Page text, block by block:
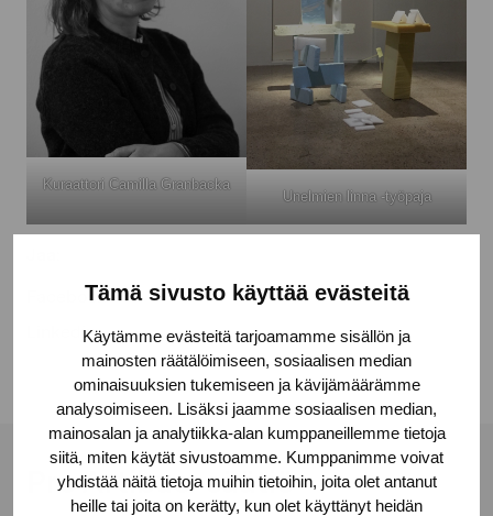
Tämä sivusto käyttää evästeitä
Käytämme evästeitä tarjoamamme sisällön ja
mainosten räätälöimiseen, sosiaalisen median
ominaisuuksien tukemiseen ja kävijämäärämme
analysoimiseen. Lisäksi jaamme sosiaalisen median,
mainosalan ja analytiikka-alan kumppaneillemme tietoja
siitä, miten käytät sivustoamme. Kumppanimme voivat
yhdistää näitä tietoja muihin tietoihin, joita olet antanut
heille tai joita on kerätty, kun olet käyttänyt heidän
Facebook
Linkedin
Kuraattori Camilla Granbacka
Unelmien linna -työpaja
Pro Artibus -säätiö